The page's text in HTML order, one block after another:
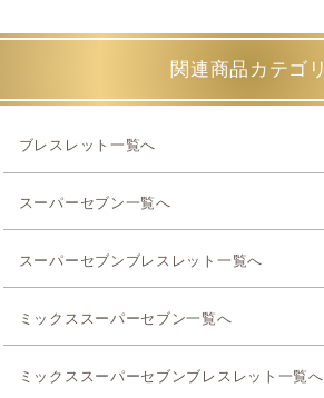
関連商品カテゴリ
ブレスレット一覧へ
スーパーセブン一覧へ
スーパーセブンブレスレット一覧へ
ミックススーパーセブン一覧へ
ミックススーパーセブンブレスレット一覧へ